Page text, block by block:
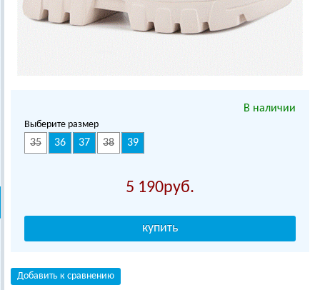
В наличии
Выберите размер
35 36 37 38 39
5 190
Добавить к сравнению